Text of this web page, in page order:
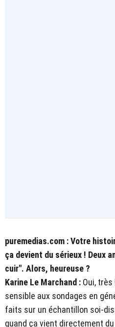
puremedias.com : Votre
ça devient du sérieux ! Deux
cuir". Alors, heureuse ?
Karine Le Marchand : Oui,
sensible aux sondages en
faits sur un échantillon soi-
quand ça vient directement